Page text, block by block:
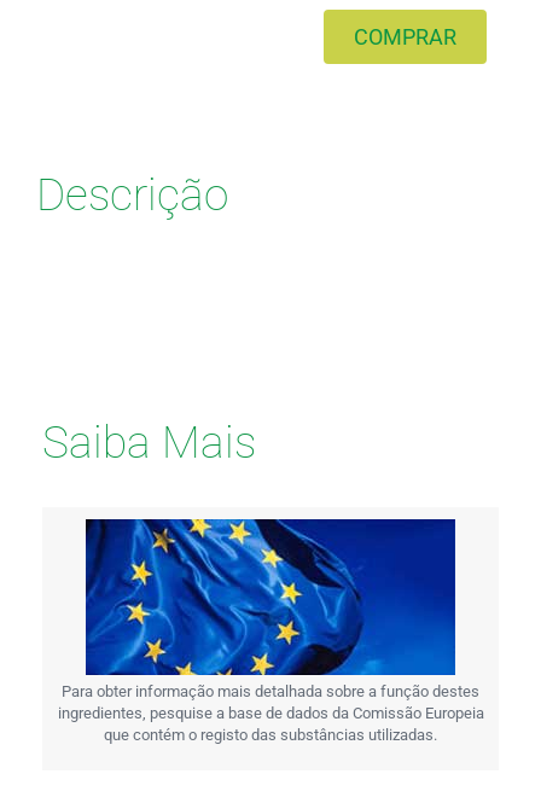
COMPRAR
Descrição
Saiba Mais
Para obter informação mais detalhada sobre a função destes
ingredientes, pesquise a base de dados da Comissão Europeia
que contém o registo das substâncias utilizadas.